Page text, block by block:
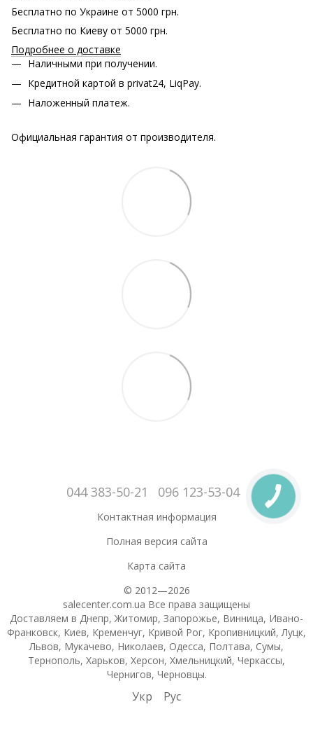
Бесплатно по Украине от 5000 грн.
Бесплатно по Киеву от 5000 грн.
Подробнее о доставке
Наличными при получении.
Кредитной картой в privat24, LiqPay.
Наложенный платеж.
Официальная гарантия от производителя.
044 383-50-21 096 123-53-04
Контактная информация
Полная версия сайта
Карта сайта
© 2012—2026
salecenter.com.ua Все права защищены
Доставляем в Днепр, Житомир, Запорожье, Винница, Ивано-
Франковск, Киев, Кременчуг, Кривой Рог, Кропивницкий, Луцк,
Львов, Мукачево, Николаев, Одесса, Полтава, Сумы,
Тернополь, Харьков, Херсон, Хмельницкий, Черкассы,
Чернигов, Черновцы.
Укр Рус